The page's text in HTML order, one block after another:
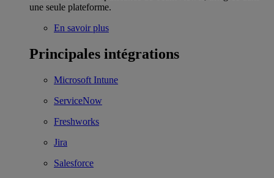
une seule plateforme.
En savoir plus
Principales intégrations
Microsoft Intune
ServiceNow
Freshworks
Jira
Salesforce